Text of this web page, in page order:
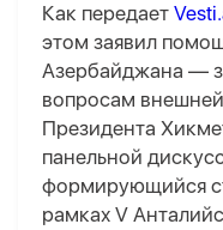
Как передает
этом заявил
Азербайджана —
вопросам
Президента
панельной
формирующийся
рамках V